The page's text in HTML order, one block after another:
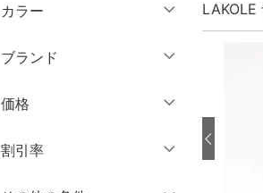
パンツ
ワンピース・ドレス
スカート
オールインワン・オーバ
ーオール
M
XL
カラー
ブランド
価格
割引率
LAKOLE